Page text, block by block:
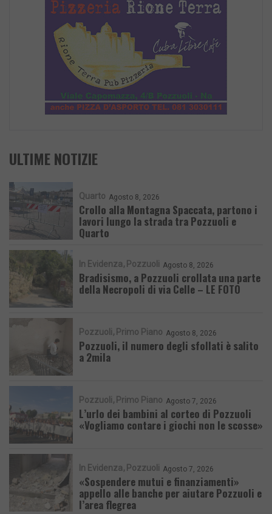
ULTIME NOTIZIE
Quarto Agosto 8, 2026
Crollo alla Montagna Spaccata, partono i
lavori lungo la strada tra Pozzuoli e
Quarto
In Evidenza Pozzuoli Agosto 8, 2026
Bradisismo, a Pozzuoli crollata una parte
della Necropoli di via Celle – LE FOTO
Pozzuoli Primo Piano Agosto 8, 2026
Pozzuoli, il numero degli sfollati è salito
a 2mila
Pozzuoli Primo Piano Agosto 7, 2026
L’urlo dei bambini al corteo di Pozzuoli
«Vogliamo contare i giochi non le scosse»
In Evidenza Pozzuoli Agosto 7, 2026
«Sospendere mutui e finanziamenti»
appello alle banche per aiutare Pozzuoli e
l’area flegrea